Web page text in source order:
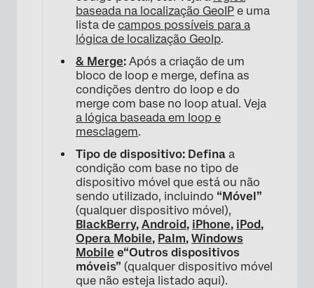
baseada na localização GeoIP e uma
lista de campos possíveis para a
lógica de localização GeoIp.
& Merge: Após a criação de um
bloco de loop e merge, defina as
condições dentro do loop e do
merge com base no loop atual. Veja
a lógica baseada em loop e
mesclagem.
Tipo de dispositivo: Defina a
condição com base no tipo de
dispositivo móvel que está ou não
sendo utilizado, incluindo “Móvel”
(qualquer dispositivo móvel),
BlackBerry, Android, iPhone, iPod,
Opera Mobile, Palm, Windows
Mobile e“Outros dispositivos
móveis” (qualquer dispositivo móvel
que não esteja listado aqui).